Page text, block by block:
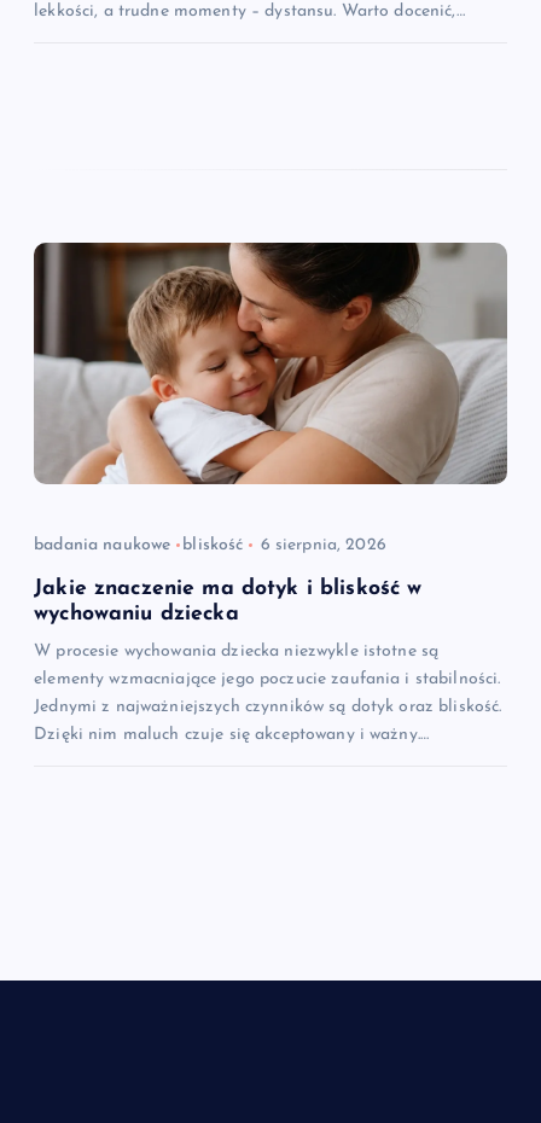
lekkości, a trudne momenty – dystansu. Warto docenić,…
badania naukowe bliskość 6 sierpnia, 2026
Jakie znaczenie ma dotyk i bliskość w
wychowaniu dziecka
W procesie wychowania dziecka niezwykle istotne są
elementy wzmacniające jego poczucie zaufania i stabilności.
Jednymi z najważniejszych czynników są dotyk oraz bliskość.
Dzięki nim maluch czuje się akceptowany i ważny.…